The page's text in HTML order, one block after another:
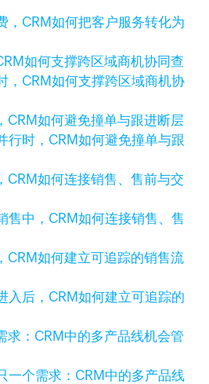
，CRM如何把客户服务转化为
查
，CRM如何支撑跨区域商机协
行时，CRM如何避免撞单与跟
售中，CRM如何连接销售、售
入后，CRM如何建立可追踪的
一个需求：CRM中的多产品线